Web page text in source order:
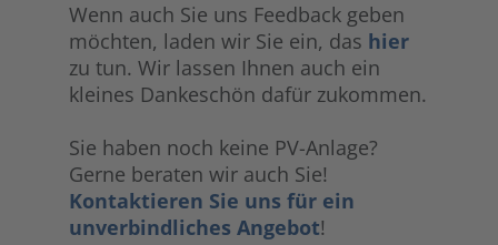
Wenn auch Sie uns Feedback geben
möchten, laden wir Sie ein, das hier
zu tun. Wir lassen Ihnen auch ein
kleines Dankeschön dafür zukommen.
Sie haben noch keine PV-Anlage?
Gerne beraten wir auch Sie!
Kontaktieren Sie uns für ein
unverbindliches Angebot!